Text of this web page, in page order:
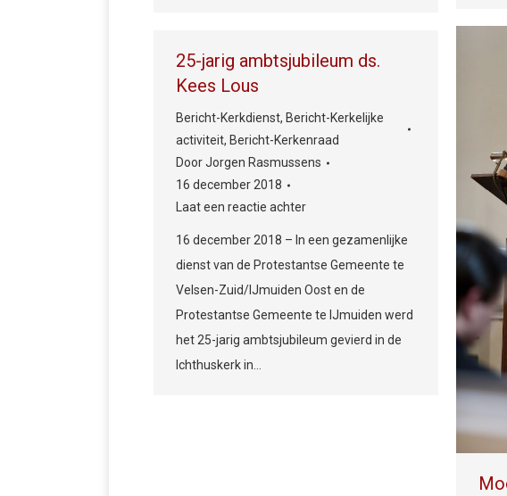
25-jarig ambtsjubileum ds.
Kees Lous
Bericht-Kerkdienst, Bericht-Kerkelijke
activiteit, Bericht-Kerkenraad
DoorJorgen Rasmussens
16 december 2018
Laat een reactie achter
16 december 2018 – In een gezamenlijke
dienst van de Protestantse Gemeente te
Velsen-Zuid/IJmuiden Oost en de
Protestantse Gemeente te IJmuiden werd
het 25-jarig ambtsjubileum gevierd in de
Ichthuskerk in…